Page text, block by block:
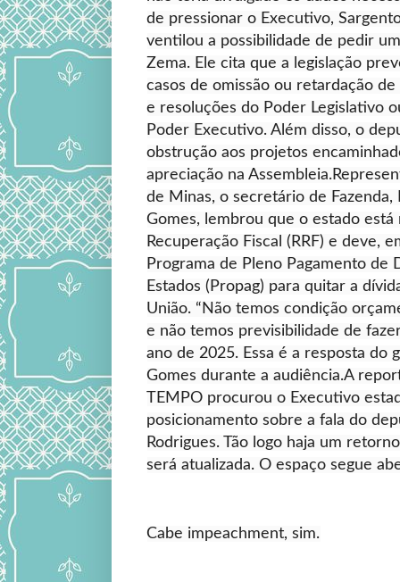
de pressionar o Executivo,
ventilou a possibilidade de pedir
Zema. Ele cita que a legislação
casos de omissão ou retardação
e resoluções do Poder Legislativo
Poder Executivo. Além disso, o
obstrução aos projetos
apreciação na
de Minas, o secretário de Fazenda,
Gomes, lembrou que o estado está
Recuperação Fiscal (RRF) e deve,
Programa de Pleno Pagamento de
Estados (Propag) para quitar a
União. “Não temos condição
e não temos previsibilidade de
ano de 2025. Essa é a resposta do
Gomes durante a audiência.A
TEMPO procurou o Executivo
posicionamento sobre a fala do
Rodrigues. Tão logo haja um
será atualizada. O espaço segue
Cabe impeachment, sim.